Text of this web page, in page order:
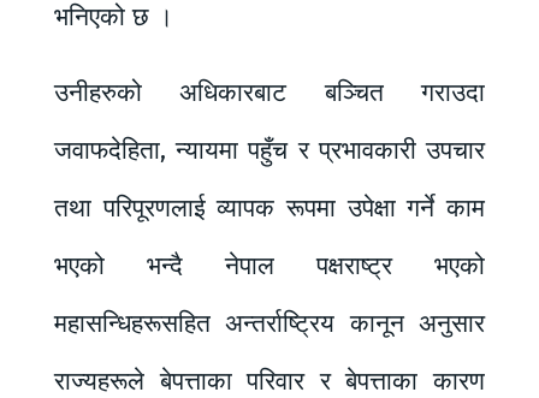
भनिएको छ ।
उनीहरुको अधिकारबाट बञ्चित गराउदा
जवाफदेहिता, न्यायमा पहुँच र प्रभावकारी उपचार
तथा परिपूरणलाई व्यापक रूपमा उपेक्षा गर्ने काम
भएको भन्दै नेपाल पक्षराष्ट्र भएको
महासन्धिहरूसहित अन्तर्राष्ट्रिय कानून अनुसार
राज्यहरूले बेपत्ताका परिवार र बेपत्ताका कारण